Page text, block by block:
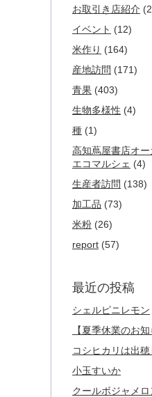
お取引き店紹介
イベント (12)
米作り (164)
産地訪問 (171)
青果 (403)
生物多様性 (4)
種 (1)
高知蔦屋書店オー
エコマルシェ (4)
生産者訪問 (138)
加工品 (73)
米粉 (26)
report (57)
最近の投稿
シェルピニレモン
【夏季休業のお知
コシヒカリは出穂
小玉すいか
クールボジャメロ